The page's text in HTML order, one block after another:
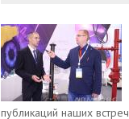
публикаций наших